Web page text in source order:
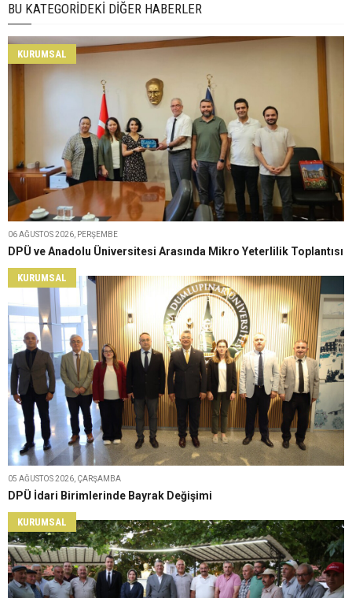
BU KATEGORIDEKI DIĞER HABERLER
KURUMSAL
06 AĞUSTOS 2026, PERŞEMBE
DPÜ ve Anadolu Üniversitesi Arasında Mikro Yeterlilik Toplantısı
KURUMSAL
05 AĞUSTOS 2026, ÇARŞAMBA
DPÜ İdari Birimlerinde Bayrak Değişimi
KURUMSAL